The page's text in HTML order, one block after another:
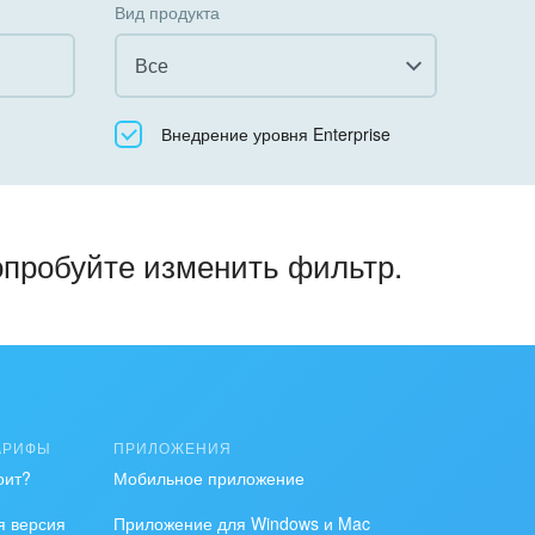
Вид продукта
Все
ВсеВнедрение уровня Enterprise
изменить фильтр.
версия
ПРИЛОЖЕНИЯ
Мобильное приложение
Приложение для Windows и Mac